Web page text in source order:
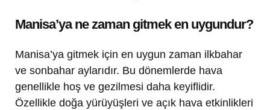
Manisa’ya ne zaman gitmek en uygundur?
Manisa’ya gitmek için en uygun zaman ilkbahar
ve sonbahar aylarıdır. Bu dönemlerde hava
genellikle hoş ve gezilmesi daha keyiflidir.
Özellikle doğa yürüyüşleri ve açık hava etkinlikleri